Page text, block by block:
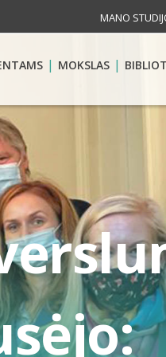
MANO
MOKSLAS